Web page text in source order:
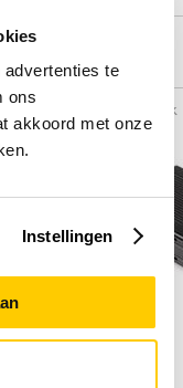
te
ons
akkoord met onze
Instellingen
Vergelijk